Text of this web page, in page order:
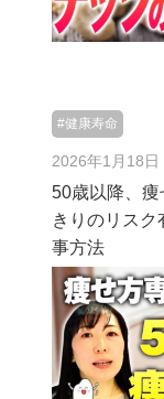
#健康寿命
2026年1月18日
50歳以降、
きりのリスク
事方法